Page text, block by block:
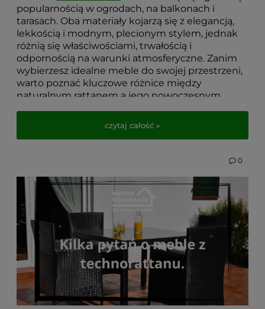
popularnością w ogrodach, na balkonach i
tarasach. Oba materiały kojarzą się z elegancją,
lekkością i modnym, plecionym stylem, jednak
różnią się właściwościami, trwałością i
odpornością na warunki atmosferyczne. Zanim
wybierzesz idealne meble do swojej przestrzeni,
warto poznać kluczowe różnice między
naturalnym rattanem a jego nowoczesnym
W tym artykule wyjaśniamy, czym się różnią,
jakie mają zalety, jak sprawdzają się w
ogrodu. Dzięki temu łatwiej podejmiesz
świadomą decyzję i wybierzesz meble, które nie
tylko zachwycą wyglądem, ale także posłużą
przez wiele sezonów.
czytaj całość »
0